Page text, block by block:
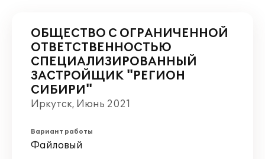
ОБЩЕСТВО С ОГРАНИЧЕННОЙ
ОТВЕТСТВЕННОСТЬЮ
СПЕЦИАЛИЗИРОВАННЫЙ
ЗАСТРОЙЩИК "РЕГИОН
СИБИРИ"
Иркутск, Июнь 2021
Вариант работы
Файловый